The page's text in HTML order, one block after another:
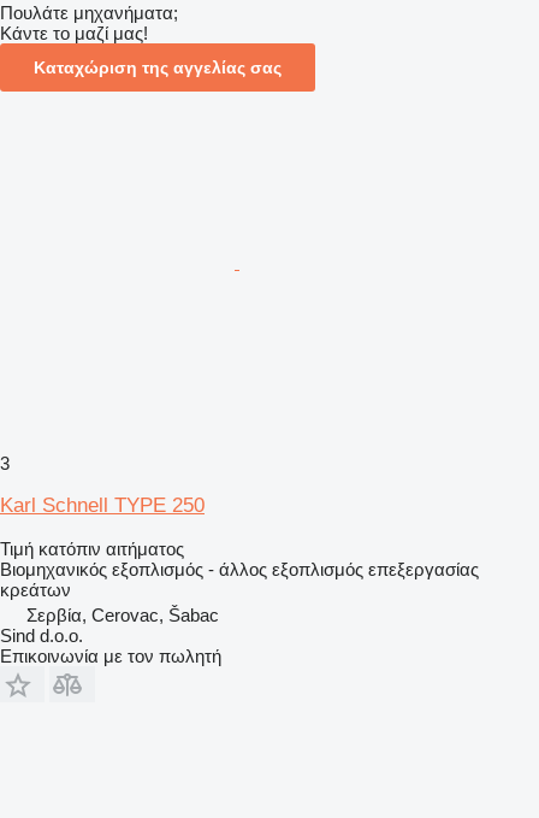
Πουλάτε μηχανήματα;
Κάντε το μαζί μας!
Καταχώριση της αγγελίας σας
3
Karl Schnell TYPE 250
Τιμή κατόπιν αιτήματος
Βιομηχανικός εξοπλισμός - άλλος εξοπλισμός επεξεργασίας
κρεάτων
Σερβία, Cerovac, Šabac
Sind d.o.o.
Επικοινωνία με τον πωλητή